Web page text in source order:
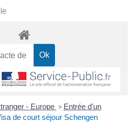
- Europe > Entrée d'un
de court séjour Schengen